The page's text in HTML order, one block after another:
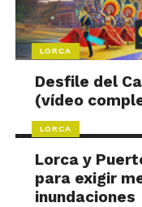
LORCA
Desfile del
(vídeo
LORCA
Lorca y
para exigir
inundaciones